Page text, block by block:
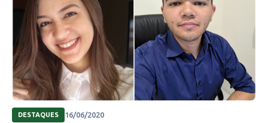
DESTAQUES 16/06/2020